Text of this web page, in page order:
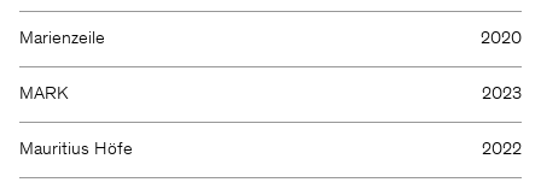
Marienzeile 2020
MARK 2023
Mauritius Höfe 2022